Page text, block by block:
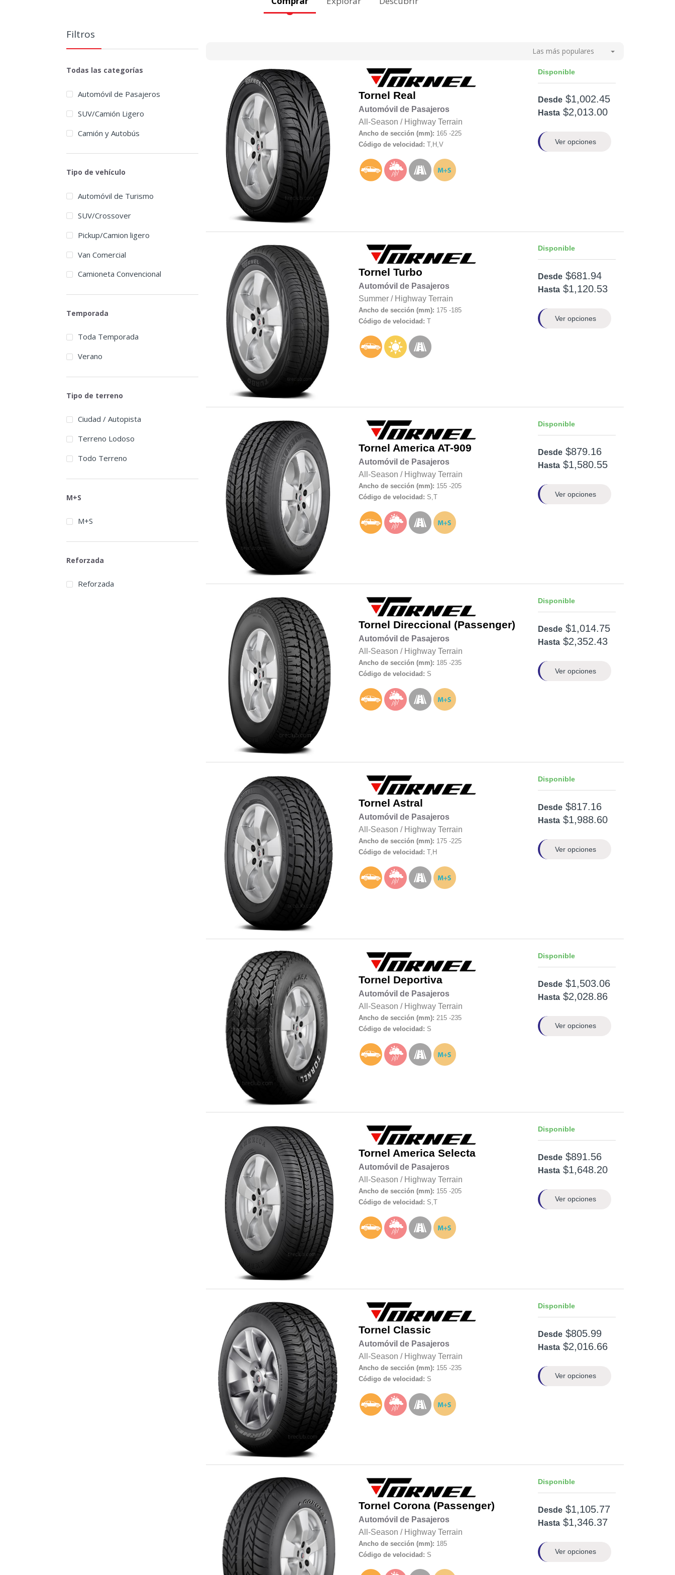
Las más populares
Tornel Real
Automóvil de Pasajeros
All-Season / Highway Terrain
Ancho de sección (mm): 165 -225
Código de velocidad: T,H,V
Disponible
Desde $1,002.45
Hasta $2,013.00
Ver opciones
Tornel Turbo
Automóvil de Pasajeros
Summer/ Highway Terrain
Ancho de sección (mm): 175 -185
Código de velocidad: T
Disponible
Desde $681.94
Hasta $1,120.53
Ver opciones
Tornel America AT-909
Automóvil de Pasajeros
All-Season / Highway Terrain
Ancho de sección (mm): 155 -205
Código de velocidad: S,T
Disponible
Desde $879.16
Hasta $1,580.55
Ver opciones
Tornel Direccional (Passenger)
Automóvil de Pasajeros
All-Season / Highway Terrain
Ancho de sección (mm): 185 -235
Código de velocidad: S
Disponible
Desde $1,014.75
Hasta $2,352.43
Ver opciones
Tornel Astral
Automóvil de Pasajeros
All-Season / Highway Terrain
Ancho de sección (mm): 175 -225
Código de velocidad: T,H
Disponible
Desde $817.16
Hasta $1,988.60
Ver opciones
Tornel Deportiva
Automóvil de Pasajeros
All-Season / Highway Terrain
Ancho de sección (mm): 215 -235
Código de velocidad: S
Disponible
Desde $1,503.06
Hasta $2,028.86
Ver opciones
Tornel America Selecta
Automóvil de Pasajeros
All-Season / Highway Terrain
Ancho de sección (mm): 155 -205
Código de velocidad: S,T
Disponible
Desde $891.56
Hasta $1,648.20
Ver opciones
Tornel Classic
Automóvil de Pasajeros
All-Season / Highway Terrain
Ancho de sección (mm): 155 -235
Código de velocidad: S
Disponible
Desde $805.99
Hasta $2,016.66
Ver opciones
Tornel Corona (Passenger)
Automóvil de Pasajeros
All-Season / Highway Terrain
Ancho de sección (mm): 185
Código de velocidad: S
Disponible
Desde $1,105.77
Hasta $1,346.37
Ver opciones
Filtros
Todas las categorías
Automóvil de Pasajeros
SUV/Camión Ligero
Camión y Autobús
Tipo de vehículo
Automóvil de Turismo
SUV/Crossover
Pickup/Camion ligero
Van Comercial
Camioneta Convencional
Temporada
Toda Temporada
Verano
Tipo de terreno
Ciudad / Autopista
Terreno Lodoso
Todo Terreno
M+S
M+S
Reforzada
Reforzada